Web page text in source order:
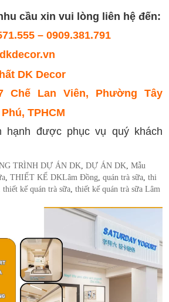
cầu xin vui lòng liên hệ đến:
– 0909.381.791
DK Decor
Chế Lan Viên, Phường Tây
TPHCM
hạnh được phục vụ quý khách
TRÌNH DỰ ÁN DK,DỰ ÁN DK,Mẫu
,THIẾT KẾ DKTags
Lâm Đồng,quán trà sữa,thi
thiết kế quán trà sữa,thiết kế quán trà sữa Lâm